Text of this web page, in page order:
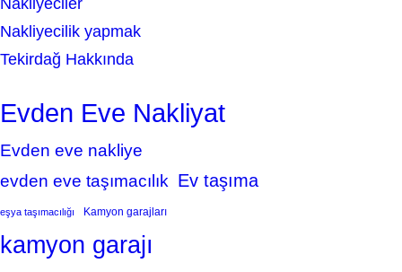
Nakliyeciler
Nakliyecilik yapmak
Tekirdağ Hakkında
Evden Eve Nakliyat
Evden eve nakliye
evden eve taşımacılık Ev taşıma
eşya taşımacılığı Kamyon garajları
kamyon garajı